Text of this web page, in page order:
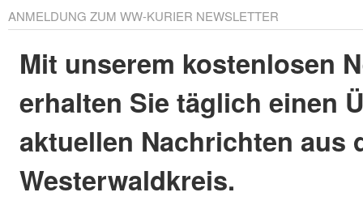
ANMELDUNG ZUM WW-KURIER NEWSLETTER
Mit unserem kostenlosen
erhalten Sie täglich einen
aktuellen Nachrichten aus
Westerwaldkreis.